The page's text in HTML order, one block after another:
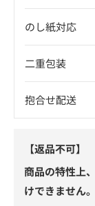
のし紙対応
二重包装
抱合せ配送
【返品不可】
商品の特性上
けできません。